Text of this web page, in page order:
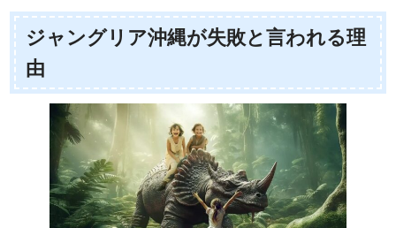
ジャングリア沖縄が失敗と言われる理
由